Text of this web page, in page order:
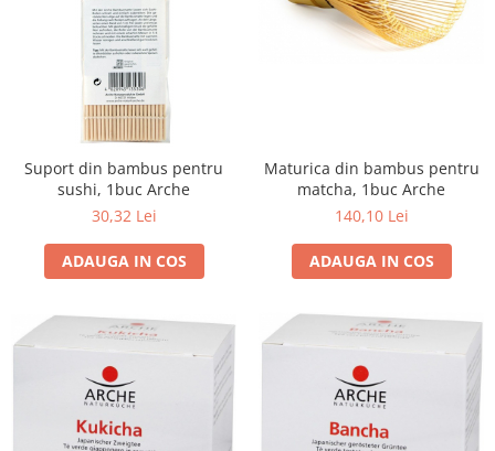
Bauturi vegetale
Orez, Faina si Premixuri
Sosuri, Ketchup bio
Pudre si prafuri
Supe
Conserve, Pateuri, creme
Masline
Leguminoase si seminte
Fermenti si gelifianti
Produse din soia
Sare si inlocuitori
Suport din bambus pentru
sushi, 1buc Arche
30,32 Lei
ADAUGA IN COS
Maturica din bambus pentru
matcha, 1buc Arche
140,10 Lei
ADAUGA IN COS